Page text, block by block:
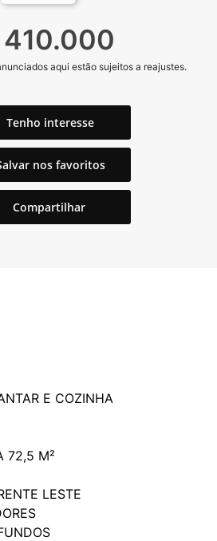
410.000
aqui estão sujeitos a reajustes.
Tenho interesse
nos favoritos
Compartilhar
E COZINHA
72,5 M²
LESTE